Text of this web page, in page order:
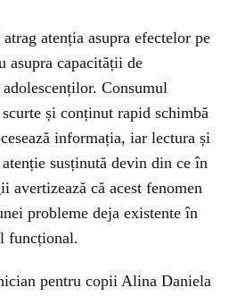
atenția asupra efectelor pe
asupra capacității de
Consumul
și conținut rapid schimbă
informația, iar lectura și
susținută devin din ce în
că acest fenomen
probleme deja existente în
funcțional.
pentru copii Alina Daniela